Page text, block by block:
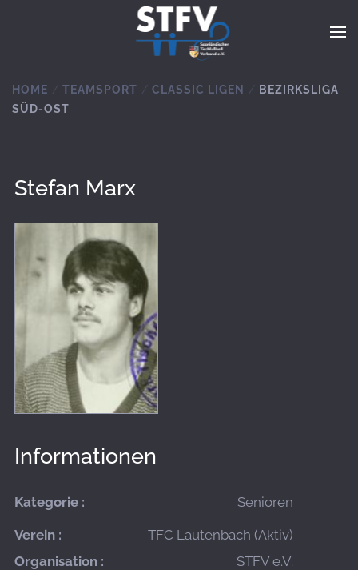
Zum Hauptinhalt springen
HOME TEAMSPORT CLASSIC LIGEN
BEZIRKSLIGA
SÜD-OST
Stefan Marx
Informationen
Kategorie : Senioren
Verein :
TFC Lautenbach (Aktiv)
Organisation :
STFV e.V.